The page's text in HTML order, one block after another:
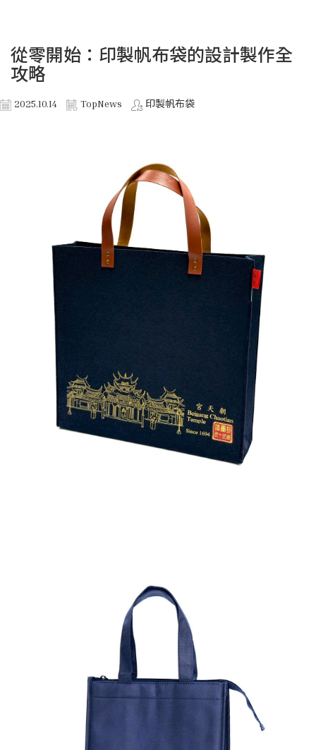
從零開始：印製帆布袋的設計製作全
攻略
2025.10.14 TopNews 印製帆布袋